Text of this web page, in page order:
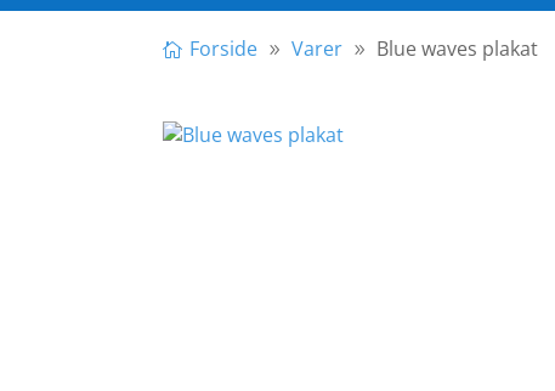
Forside Varer Blue waves plakat